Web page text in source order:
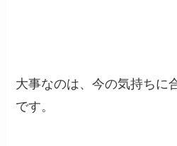
大事なのは、今の気持ちに
です。